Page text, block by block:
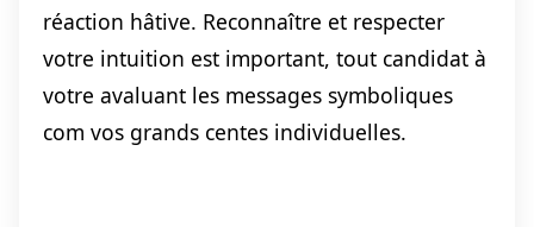
réaction hâtive. Reconnaître et respecter
votre intuition est important, tout candidat à
votre avaluant les messages symboliques
com vos grands centes individuelles.